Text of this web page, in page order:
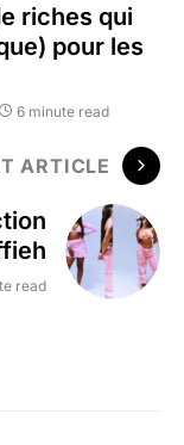
riches qui
pour les
6 minute read
ARTICLE
read